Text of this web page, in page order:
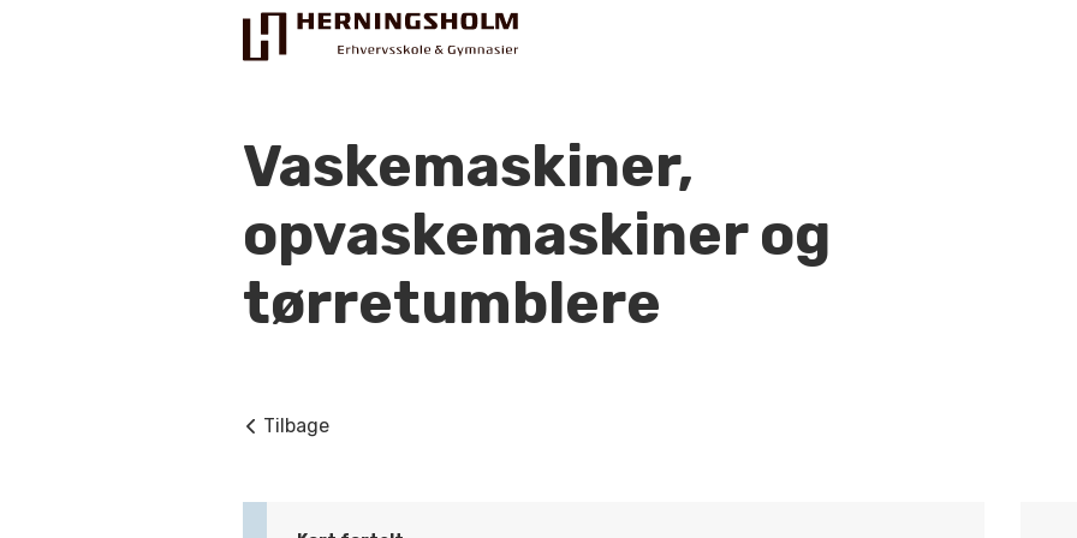
Vaskemaskiner,
opvaskemaskiner og
tørretumblere
Tilbage